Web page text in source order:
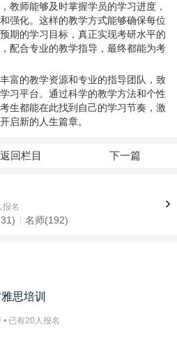
教师能够及时掌握学员的学习进度，
强化。这样的教学方式能够确保每位
期的学习目标，真正实现考研水平的
配合专业的教学指导，最终都能为考
富的教学资源和专业的指导团队，致
习平台。通过科学的教学方法和个性
生都能在此找到自己的学习节奏，激
启新的人生篇章。
返回栏目 下一篇
报名
名师(192)
思培训
• 已有20 人报名